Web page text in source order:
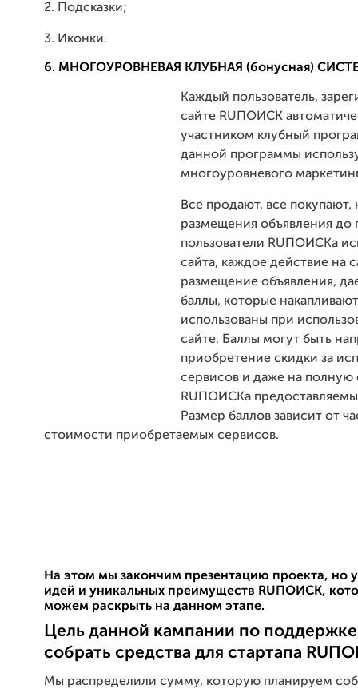
2. Подсказки;
3. Иконки.
6. МНОГОУРОВНЕВАЯ КЛУБНАЯ (бонусная)
Каждый пользователь,
сайте RUПОИСК
участником клубный
данной программы
многоуровневого
Все продают, все покупают,
размещения объявления до
пользователи RUПОИСКа
сайта, каждое действие на
размещение объявления,
баллы, которые
использованы при
сайте. Баллы могут быть
приобретение скидки за
сервисов и даже на полную
RUПОИСКа
Размер баллов зависит от
стоимости приобретаемых сервисов.
На этом мы закончим презентацию проекта, но
идей и уникальных преимуществ RUПОИСК,
можем раскрыть на данном этапе.
Цель данной кампании по
собрать средства для стартапа
Мы распределили сумму, которую планируем